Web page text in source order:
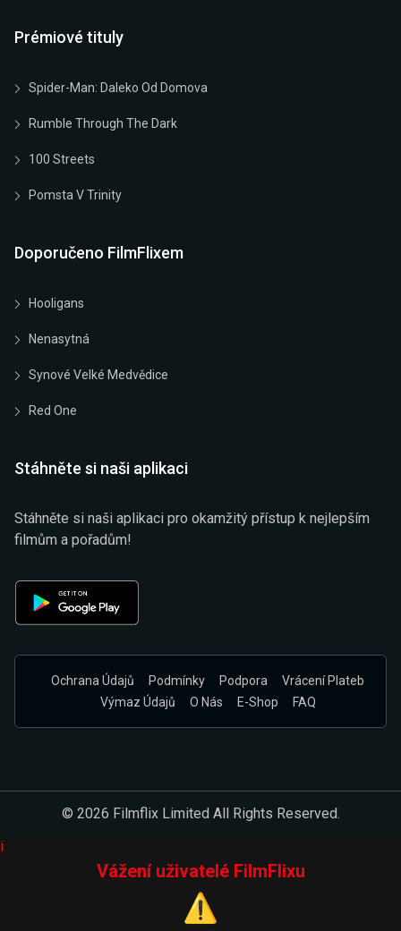
Prémiové tituly
Spider-Man: Daleko Od Domova
Rumble Through The Dark
100 Streets
Pomsta V Trinity
Doporučeno FilmFlixem
Hooligans
Nenasytná
Synové Velké Medvědice
Red One
Stáhněte si naši aplikaci
Stáhněte si naši aplikaci pro okamžitý přístup k nejlepším
filmům a pořadům!
Ochrana Údajů Podmínky Podpora
Vrácení Plateb
Výmaz Údajů
O Nás E-Shop FAQ
© 2026 Filmflix Limited All Rights Reserved.
i
Vážení uživatelé FilmFlixu
⚠️